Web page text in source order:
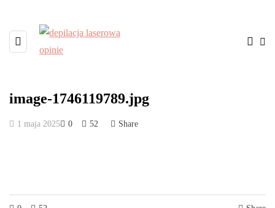
image-1746119789.jpg
1 maja 2025 0 52 Share